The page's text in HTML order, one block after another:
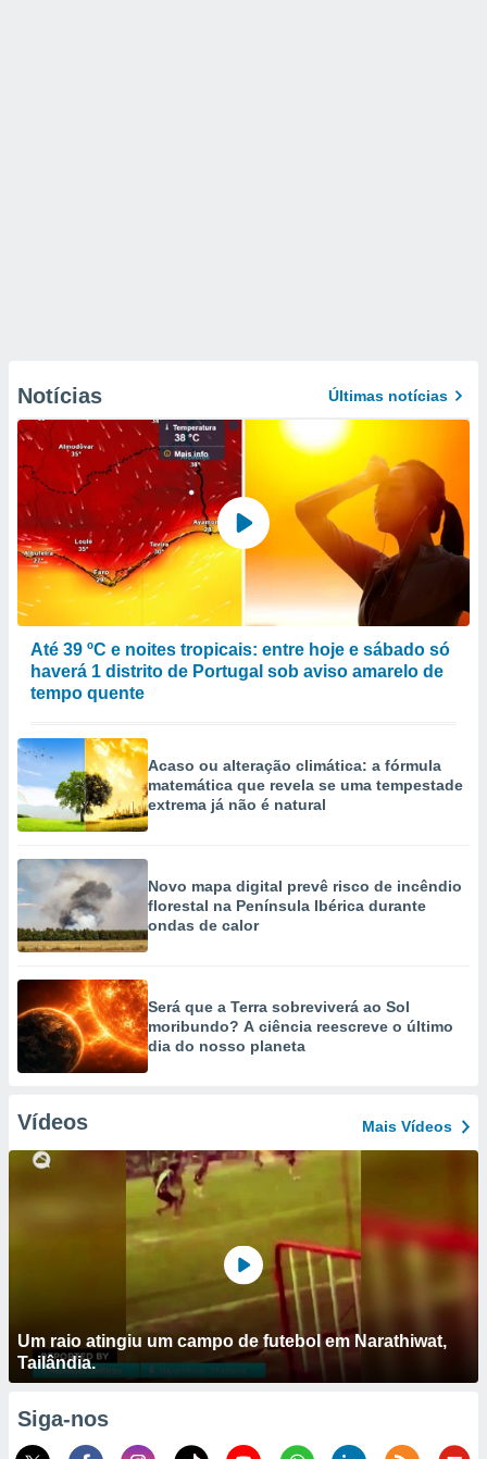
Notícias Últimas notícias
Até 39 ºC e noites tropicais: entre hoje e sábado só
haverá 1 distrito de Portugal sob aviso amarelo de
tempo quente
Acaso ou alteração climática: a fórmula
matemática que revela se uma tempestade
extrema já não é natural
Novo mapa digital prevê risco de incêndio
florestal na Península Ibérica durante
ondas de calor
Será que a Terra sobreviverá ao Sol
moribundo? A ciência reescreve o último
dia do nosso planeta
Vídeos Mais Vídeos
Um raio atingiu um campo de futebol em Narathiwat,
Tailândia.
Siga-nos